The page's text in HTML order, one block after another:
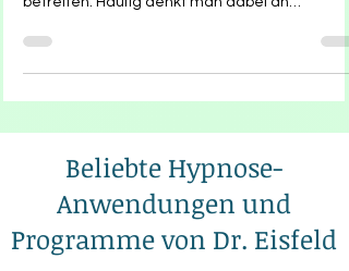
betreffen. Häufig denkt man dabei an
körperliche...
Beliebte Hypnose-
Anwendungen und
Programme von Dr. Eisfeld